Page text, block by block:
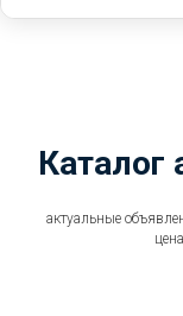
актуальные